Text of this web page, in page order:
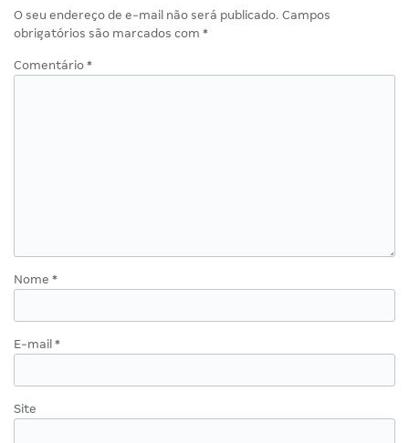
O seu endereço de e-mail não será publicado. Campos
obrigatórios são marcados com *
Comentário *
Nome *
E-mail *
Site